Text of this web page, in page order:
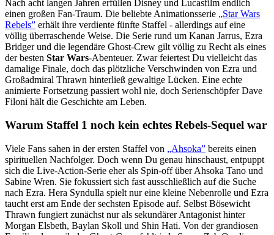
Nach acht langen Jahren erfüllen Disney und Lucasfilm endlich
einen großen Fan-Traum. Die beliebte Animationsserie „Star Wars
Rebels” erhält ihre verdiente fünfte Staffel - allerdings auf eine
völlig überraschende Weise. Die Serie rund um Kanan Jarrus, Ezra
Bridger und die legendäre Ghost-Crew gilt völlig zu Recht als eines
der besten Star Wars-Abenteuer. Zwar feiertest Du vielleicht das
damalige Finale, doch das plötzliche Verschwinden von Ezra und
Großadmiral Thrawn hinterließ gewaltige Lücken. Eine echte
animierte Fortsetzung passiert wohl nie, doch Serienschöpfer Dave
Filoni hält die Geschichte am Leben.
Warum Staffel 1 noch kein echtes Rebels-Sequel war
Viele Fans sahen in der ersten Staffel von „Ahsoka” bereits einen
spirituellen Nachfolger. Doch wenn Du genau hinschaust, entpuppt
sich die Live-Action-Serie eher als Spin-off über Ahsoka Tano und
Sabine Wren. Sie fokussiert sich fast ausschließlich auf die Suche
nach Ezra. Hera Syndulla spielt nur eine kleine Nebenrolle und Ezra
taucht erst am Ende der sechsten Episode auf. Selbst Bösewicht
Thrawn fungiert zunächst nur als sekundärer Antagonist hinter
Morgan Elsbeth, Baylan Skoll und Shin Hati. Von der grandiosen